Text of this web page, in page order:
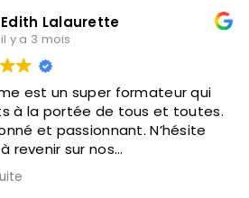
qui
et toutes.
N’hésite
même
Une formation magnifique qui permet
de grandir, de s'élever ,un formateur au
top dans la découverte , l'aide et l'
apprend à développer
grandir à ce